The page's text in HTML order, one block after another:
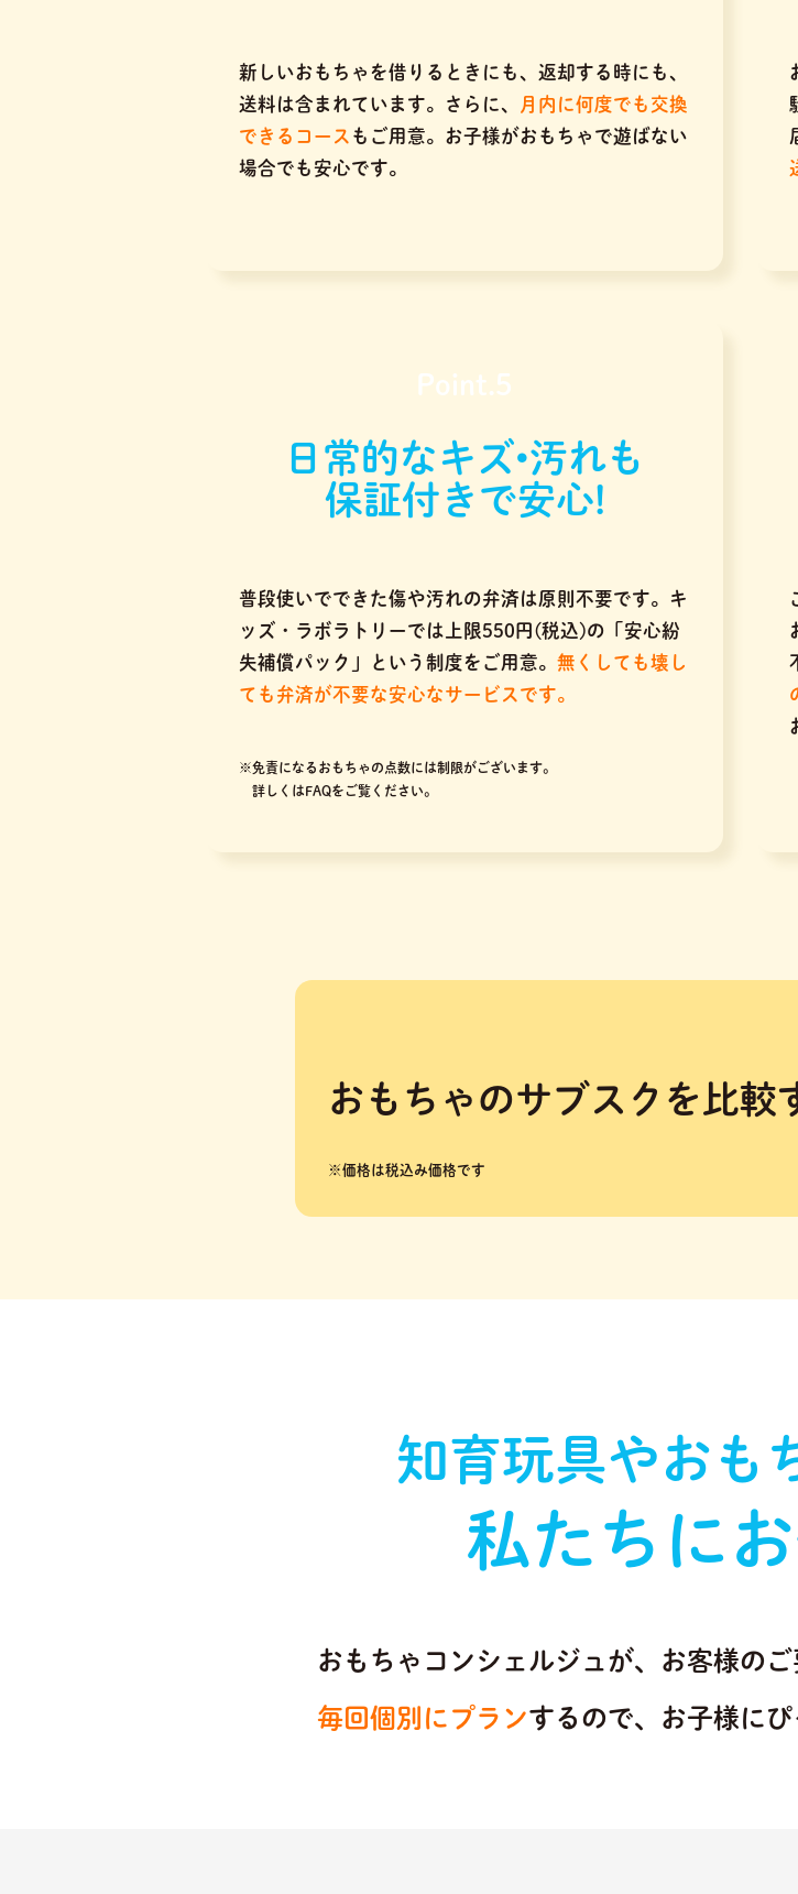
新しいおもちゃを借りるときにも、返却する時にも、
送料は含まれています。さらに、
月内に何度でも交換
できるコース もご用意。お子様がおもちゃで遊ばない
場合でも安心です。
Point.5
日常的なキズ•汚れも
保証付きで安心!
普段使いでできた傷や汚れの弁済は原則不要です。キ
ッズ・ラボラトリーでは上限550円(税込)の「安心紛
失補償パック」という制度をご用意。 無くしても壊し
ても弁済が不要な安心なサービスです。
※免責になるおもちゃの点数には制限がございます。
詳しくはFAQをご覧ください。
おもちゃのサブスクを比較
※価格は税込み価格です
知育玩具やおも
私たちに
おもちゃコンシェルジュが、お客様の
毎回個別にプランするので、お子様に